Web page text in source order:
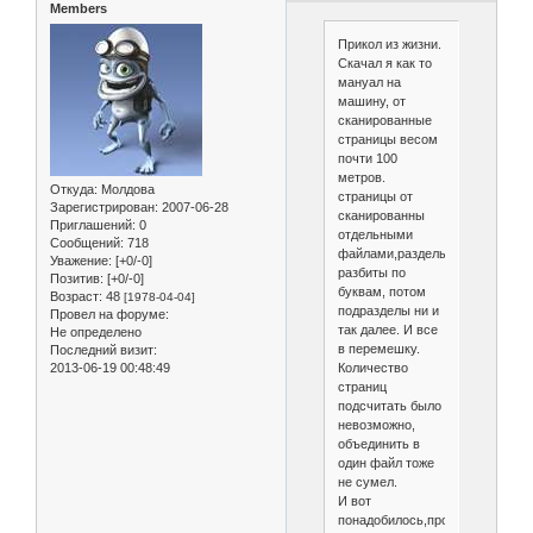
Members
Откуда: Молдова
Зарегистрирован: 2007-06-28
Приглашений: 0
Сообщений: 718
Уважение: [+0/-0]
Позитив: [+0/-0]
Возраст: 48 [1978-04-04]
Провел на форуме:
Не определено
Последний визит:
2013-06-19 00:48:49
Прикол из жизни.
Скачал я как то
мануал на
машину, от
сканированные
страницы весом
почти 100
метров.
страницы от
сканированны
отдельными
файлами,разделы
разбиты по
буквам, потом
подразделы ни и
так далее. И все
в перемешку.
Количество
страниц
подсчитать было
невозможно,
объединить в
один файл тоже
не сумел.
И вот
понадобилось,проблемы